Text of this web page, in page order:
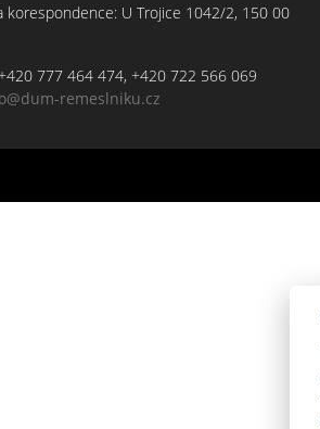
korespondence: U Trojice 1042/2, 150 00
777 464 474, +420 722 566 069
remeslniku.cz